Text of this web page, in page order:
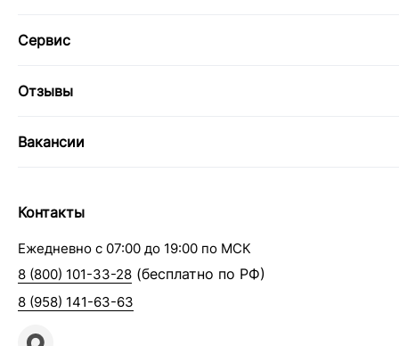
Сервис
Отзывы
Вакансии
Контакты
Ежедневно с 07:00 до 19:00 по МСК
8 (800) 101-33-28 (бесплатно по РФ)
8 (958) 141-63-63